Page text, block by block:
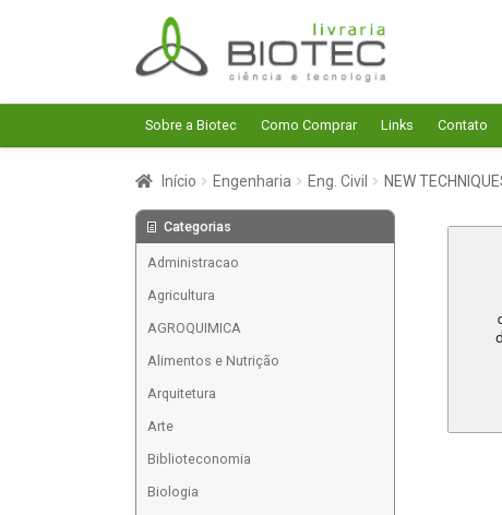
Pular
para
navegação
Pular
para
o
conteúdo
Sobre a Biotec Como Comprar Links Contato
Início Engenharia Eng. Civil NEW
Categorias
Administracao
Agricultura
AGROQUIMICA
Alimentos e Nutrição
Arquitetura
Arte
Biblioteconomia
Biologia